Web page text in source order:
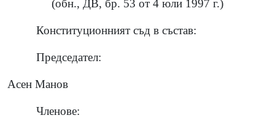
(обн., ДВ, бр. 53 от 4 юли 1997 г.)
Конституционният съд в състав:
Председател:
Асен Манов
Членове: